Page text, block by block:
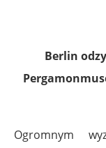
Berlin
Ogromnym